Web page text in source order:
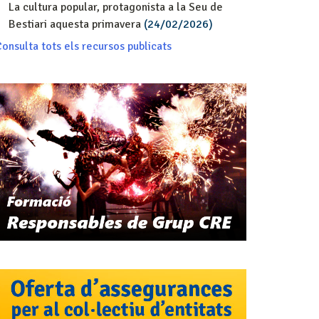
La cultura popular, protagonista a la Seu de
Bestiari aquesta primavera(24/02/2026)
tots els recursos publicats